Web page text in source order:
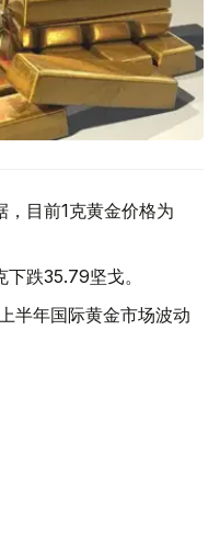
目前1克黄金价格为
跌35.79坚戈。
半年国际黄金市场波动